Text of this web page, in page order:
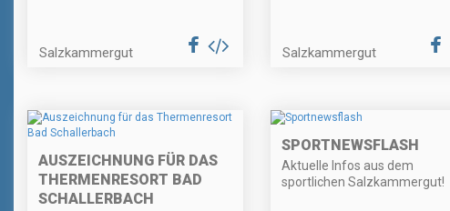
Salzkammergut Salzkammergut
AUSZEICHNUNG FÜR DAS
THERMENRESORT BAD
SCHALLERBACH
SPORTNEWSFLASH
Aktuelle Infos aus dem
sportlichen Salzkammergut!